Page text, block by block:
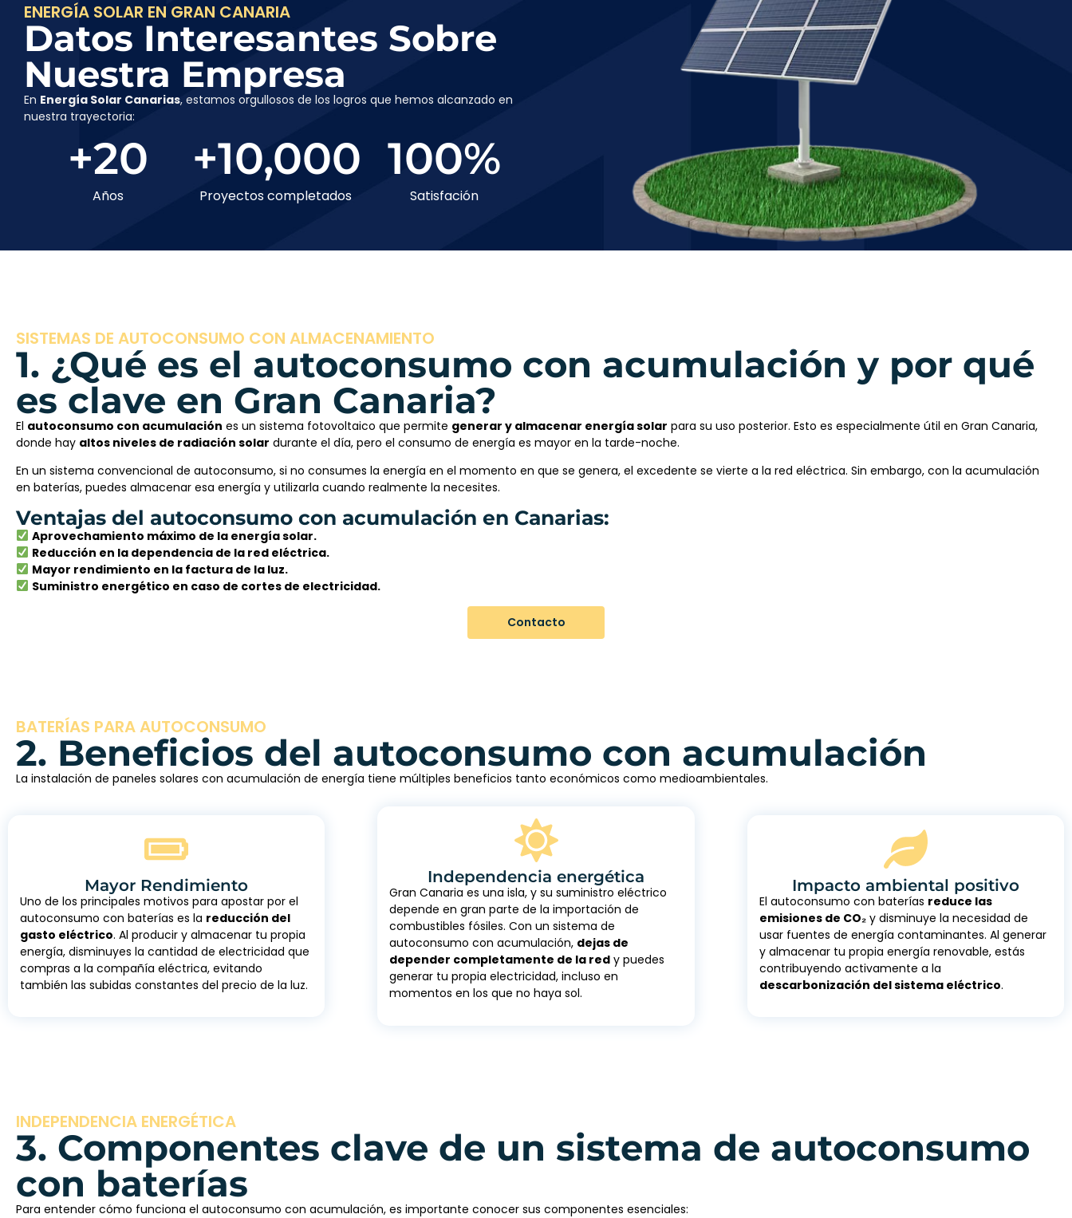
ENERGÍA SOLAR EN GRAN CANARIA
Datos Interesantes Sobre
Nuestra Empresa
En Energía Solar Canarias, estamos orgullosos de los logros que hemos alcanzado en
nuestra trayectoria:
Años
+20
Proyectos completados
+10,000
Satisfación
100%
SISTEMAS DE AUTOCONSUMO CON ALMACENAMIENTO
1. ¿Qué es el autoconsumo con acumulación y por qué
es clave en Gran Canaria?
El autoconsumo con acumulación es un sistema fotovoltaico que permite generar y almacenar energía solar para su uso posterior. Esto es especialmente útil en Gran Canaria,
donde hay altos niveles de radiación solar durante el día, pero el consumo de energía es mayor en la tarde-noche.
En un sistema convencional de autoconsumo, si no consumes la energía en el momento en que se genera, el excedente se vierte a la red eléctrica. Sin embargo, con la acumulación
en baterías, puedes almacenar esa energía y utilizarla cuando realmente la necesites.
Ventajas del autoconsumo con acumulación en Canarias:
Aprovechamiento máximo de la energía solar.
Reducción en la dependencia de la red eléctrica.
Mayor rendimiento en la factura de la luz.
Suministro energético en caso de cortes de electricidad.
Contacto
BATERÍAS PARA AUTOCONSUMO
2. Beneficios del autoconsumo con acumulación
La instalación de paneles solares con acumulación de energía tiene múltiples beneficios tanto económicos como medioambientales.
Mayor Rendimiento
Uno de los principales motivos para apostar por el
autoconsumo con baterías es la reducción del
gasto eléctrico. Al producir y almacenar tu propia
energía, disminuyes la cantidad de electricidad que
compras a la compañía eléctrica, evitando
también las subidas constantes del precio de la luz.
Independencia energética
Gran Canaria es una isla, y su suministro eléctrico
depende en gran parte de la importación de
combustibles fósiles. Con un sistema de
autoconsumo con acumulación, dejas de
depender completamente de la red y puedes
generar tu propia electricidad, incluso en
momentos en los que no haya sol.
Impacto ambiental positivo
El autoconsumo con baterías reduce las
emisiones de CO₂y disminuye la necesidad de
usar fuentes de energía contaminantes. Al generar
y almacenar tu propia energía renovable, estás
contribuyendo activamente a la
descarbonización del sistema eléctrico.
INDEPENDENCIA ENERGÉTICA
3. Componentes clave de un sistema de autoconsumo
con baterías
Para entender cómo funciona el autoconsumo con acumulación, es importante conocer sus componentes esenciales: